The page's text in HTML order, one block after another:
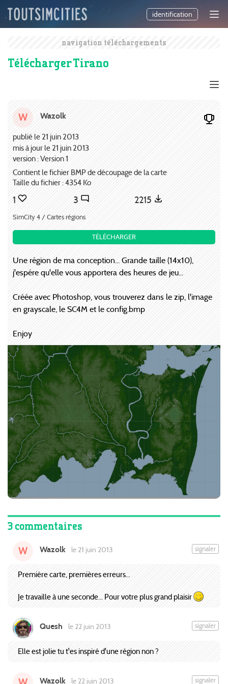
identification
navigation téléchargements
Télécharger Tirano
W Wazolk
publié le 21 juin 2013
mis à jour le 21 juin 2013
version : Version 1
Contient le fichier BMP de découpage de la carte
Taille du fichier : 4354 Ko
1 3 2215
SimCity 4 / Cartes régions
TÉLÉCHARGER
Une région de ma conception... Grande taille (14x10),
j'espére qu'elle vous apportera des heures de jeu...
Créée avec Photoshop, vous trouverez dans le zip, l'image
en grayscale, le SC4M et le config.bmp
Enjoy
3 commentaires
W Wazolk le 21 juin 2013 signaler
Première carte, premières erreurs...
Je travaille à une seconde... Pour votre plus grand plaisir
Quesh le 22 juin 2013 signaler
Elle est jolie tu t'es inspiré d'une région non ?
Wazolk le 22 juin 2013 signaler